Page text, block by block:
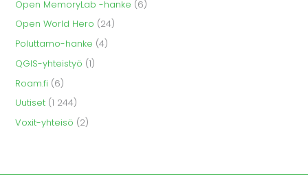
Open MemoryLab -hanke (6)
Open World Hero (24)
Poluttamo-hanke (4)
QGIS-yhteistyö (1)
Roam.fi (6)
Uutiset (1 244)
Voxit-yhteisö (2)